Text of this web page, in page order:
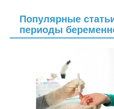
Популярные
периоды